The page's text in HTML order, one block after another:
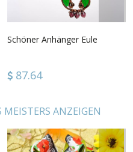
Schöner Anhänger Eule
87.64
MEISTERS ANZEIGEN